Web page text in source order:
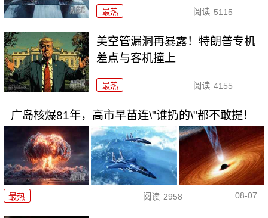
最热 阅读 5115
美空管漏洞再暴露！特朗普专机
差点与客机撞上
最热 阅读 4155
广岛核爆81年，高市早苗连\"谁扔的\"都不敢提！
最热 阅读 2958 08-07